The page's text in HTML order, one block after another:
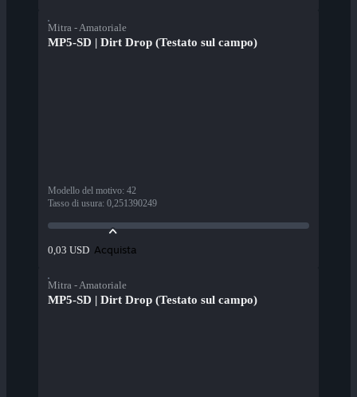
Mitra - Amatoriale
MP5-SD | Dirt Drop (Testato sul campo)
Modello del motivo: 42
Tasso di usura: 0,251390249
0,03 USD Acquista
Mitra - Amatoriale
MP5-SD | Dirt Drop (Testato sul campo)